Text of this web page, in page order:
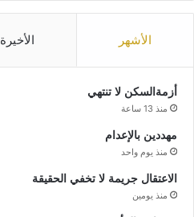
الأشهر الأخيرة
أزمةالسكن لا تنتهي
منذ 13 ساعة
مهددين بالإعدام
منذ يوم واحد
الاعتقال جريمة لا تخفي الحقيقة
منذ يومين